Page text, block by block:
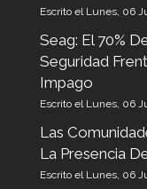
Escrito el Lunes, 06
Seag: El 70%
Seguridad
Impago
Escrito el Lunes, 06
Las
La Presencia
Escrito el Lunes, 06